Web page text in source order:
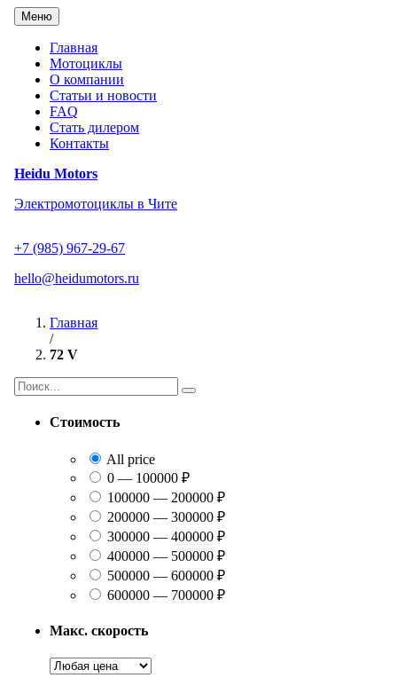
Перейти
содержанию
Heidu Motors
Электромотоциклы в Чите
+7 (985) 967-29-67
hello@heidumotors.ru
Меню
Главная
Мотоциклы
О компании
Статьи и новости
FAQ
Стать дилером
Контакты
Главная
/
72 V
Найти:
Стоимость
All price
0 — 100000 ₽
100000 — 200000 ₽
200000 — 300000 ₽
300000 — 400000 ₽
400000 — 500000 ₽
500000 — 600000 ₽
600000 — 700000 ₽
Макс. скорость